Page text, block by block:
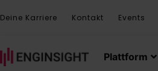
Deine Karriere Kontakt Events
Plattform